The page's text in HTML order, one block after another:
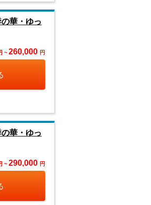
華・ゆっ
~ 260,000 円
華・ゆっ
~ 290,000 円